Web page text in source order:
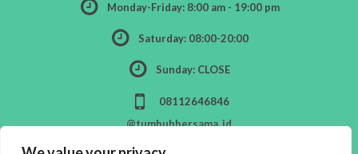
Monday-Friday: 8:00 am - 19:00 pm
Saturday: 08:00-20:00
Sunday: CLOSE
08112646846
@tumbuhbersama_id